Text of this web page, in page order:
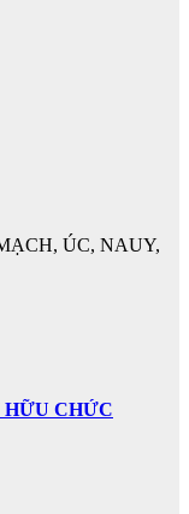
ÚC, NAUY,
CHỨC